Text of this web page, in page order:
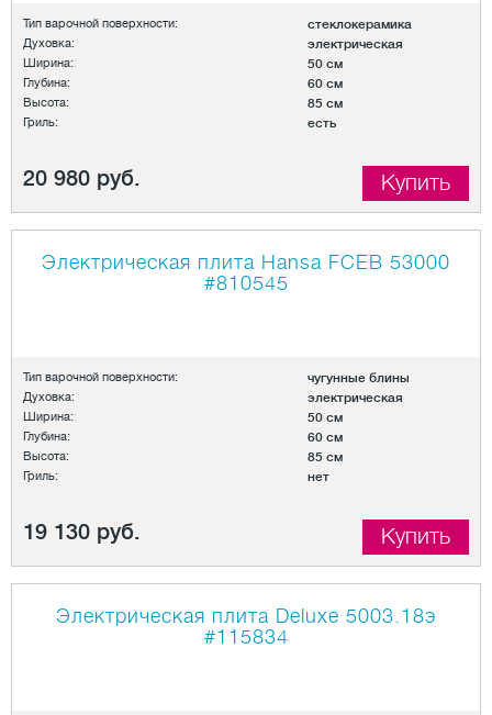
Тип варочной поверхности: стеклокерамика
Духовка: электрическая
Ширина: 50 см
Глубина: 60 см
Высота: 85 см
Гриль: есть
20 980 руб. Купить
Электрическая плита Hansa FCEB 53000
#810545
Тип варочной поверхности: чугунные блины
Духовка: электрическая
Ширина: 50 см
Глубина: 60 см
Высота: 85 см
Гриль: нет
19 130 руб. Купить
Электрическая плита Deluxe 5003.18э
#115834